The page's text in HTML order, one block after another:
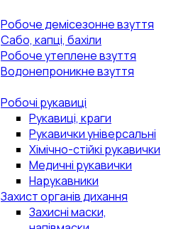
Робоче демісезонне взуття
Сабо, капці, бахіли
Робоче утеплене взуття
Водонепроникне взуття
Робочі рукавиці
Рукавиці, краги
Рукавички універсальні
Хімічно-стійкі рукавички
Медичні рукавички
Нарукавники
Захист органів дихання
Захисні маски,